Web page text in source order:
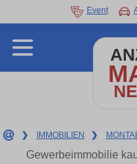
Event
❯ IMMOBILIEN ❯
Gewerbeimmobilie